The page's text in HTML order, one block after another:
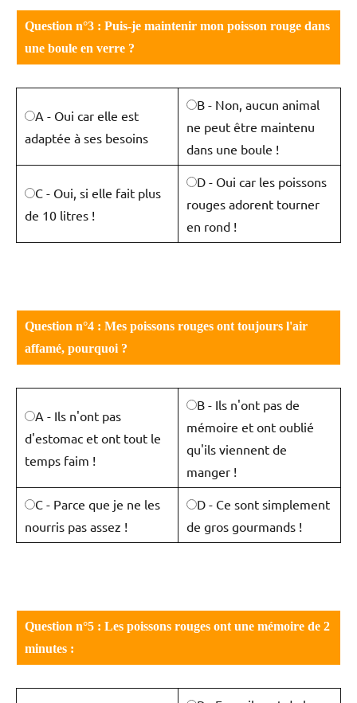
Question n°3 : Puis-je maintenir mon poisson rouge dans
une boule en verre ?
A - Oui car elle est
adaptée à ses besoins
B - Non, aucun animal
ne peut être maintenu
dans une boule !
C - Oui, si elle fait plus
de 10 litres !
D - Oui car les poissons
rouges adorent tourner
en rond !
Question n°4 : Mes poissons rouges ont toujours l'air
affamé, pourquoi ?
A - Ils n'ont pas
d'estomac et ont tout le
temps faim !
B - Ils n'ont pas de
mémoire et ont oublié
qu'ils viennent de
manger !
C - Parce que je ne les
nourris pas assez !
D - Ce sont simplement
de gros gourmands !
Question n°5 : Les poissons rouges ont une mémoire de 2
minutes :